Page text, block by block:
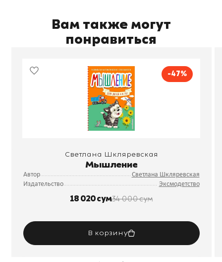
Вам также могут
понравиться
-47%
Светлана Шкляревская
Мышление
Автор
Светлана Шкляревская
Издательство
Эксмодетство
18 020 сум34 000 сум
В корзину